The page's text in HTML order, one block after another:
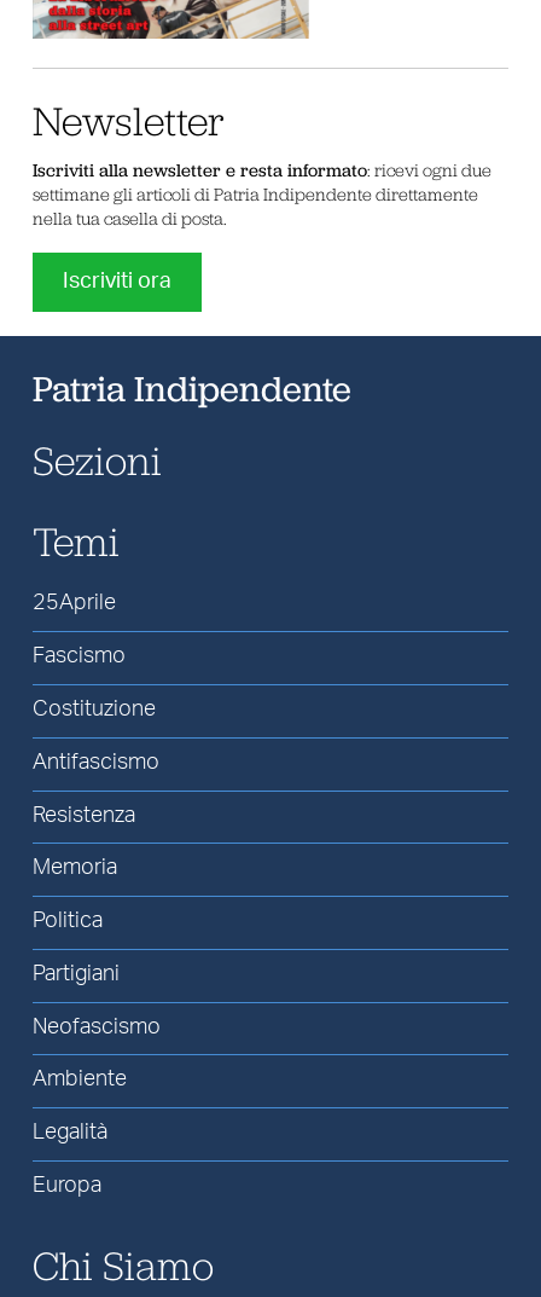
Newsletter
Iscriviti alla newsletter e resta informato: ricevi ogni due
settimane gli articoli di Patria Indipendente direttamente
nella tua casella di posta.
Iscriviti ora
Patria Indipendente
Sezioni
Temi
25Aprile
Fascismo
Costituzione
Antifascismo
Resistenza
Memoria
Politica
Partigiani
Neofascismo
Ambiente
Legalità
Europa
Chi Siamo